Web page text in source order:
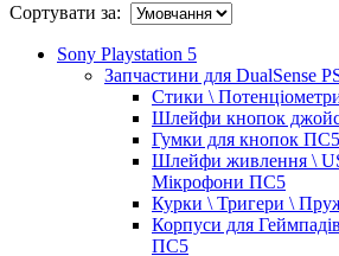
Сортувати за:
Sony Playstation 5
Запчастини для DualSense
Стики \
Шлейфи кнопок
Гумки для кнопок ПС5
Шлейфи живлення \
Мікрофони ПС5
Курки \ Тригери \
Корпуси для
ПС5